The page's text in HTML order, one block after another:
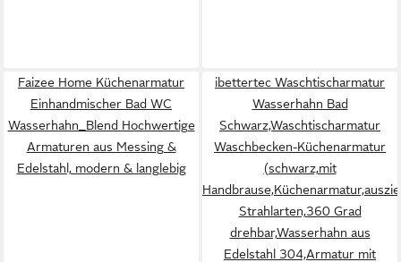
Faizee Home Küchenarmatur
Einhandmischer Bad WC
Wasserhahn_Blend Hochwertige
Armaturen aus Messing &
Edelstahl, modern & langlebig
ibettertec Waschtischarmatur
Wasserhahn Bad
Schwarz,Waschtischarmatur
Waschbecken-Küchenarmatur
(schwarz,mit
Strahlarten,360 Grad
drehbar,Wasserhahn aus
Edelstahl 304,Armatur mit